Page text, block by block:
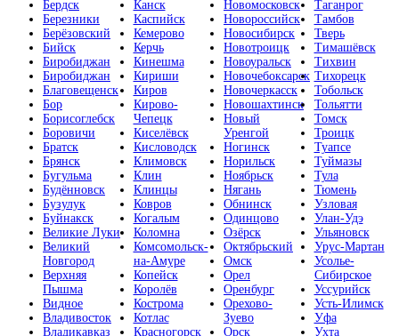
Бердск
Березники
Берёзовский
Бийск
Биробиджан
Биробиджан
Благовещенск
Бор
Борисоглебск
Боровичи
Братск
Брянск
Бугульма
Будённовск
Бузулук
Буйнакск
Великие Луки
Великий
Новгород
Верхняя
Пышма
Видное
Владивосток
Владикавказ
Канск
Каспийск
Кемерово
Керчь
Кинешма
Кириши
Киров
Кирово-
Чепецк
Киселёвск
Кисловодск
Климовск
Клин
Клинцы
Ковров
Когалым
Коломна
Комсомольск-
на-Амуре
Копейск
Королёв
Кострома
Котлас
Красногорск
Новомосковск
Новороссийск
Новосибирск
Новотроицк
Новоуральск
Новочебоксарск
Новочеркасск
Новошахтинск
Новый
Уренгой
Ногинск
Норильск
Ноябрьск
Нягань
Обнинск
Одинцово
Озёрск
Октябрьский
Омск
Орел
Оренбург
Орехово-
Зуево
Орск
Таганрог
Тамбов
Тверь
Тимашёвск
Тихвин
Тихорецк
Тобольск
Тольятти
Томск
Троицк
Туапсе
Туймазы
Тула
Тюмень
Узловая
Улан-Удэ
Ульяновск
Урус-Мартан
Усолье-
Сибирское
Уссурийск
Усть-Илимск
Уфа
Ухта